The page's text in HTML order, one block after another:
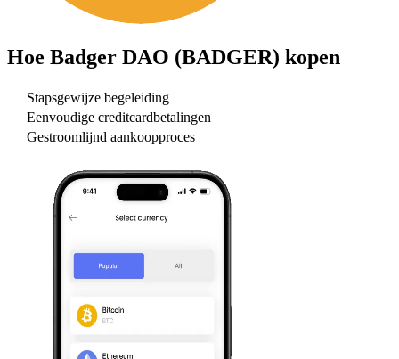
Hoe Badger DAO (BADGER) kopen
Stapsgewijze begeleiding
Eenvoudige creditcardbetalingen
Gestroomlijnd aankoopproces